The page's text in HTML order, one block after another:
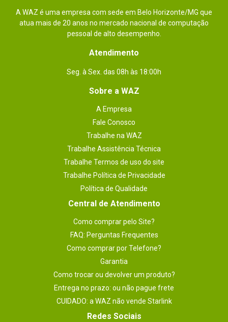
A WAZ é uma empresa com sede em Belo Horizonte/MG que
atua mais de 20 anos no mercado nacional de computação
pessoal de alto desempenho.
Atendimento
Seg. à Sex. das 08h às 18:00h
Sobre a WAZ
A Empresa
Fale Conosco
Trabalhe na WAZ
Trabalhe Assistência Técnica
Trabalhe Termos de uso do site
Trabalhe Política de Privacidade
Política de Qualidade
Central de Atendimento
Como comprar pelo Site?
FAQ: Perguntas Frequentes
Como comprar por Telefone?
Garantia
Como trocar ou devolver um produto?
Entrega no prazo: ou não pague frete
CUIDADO: a WAZ não vende Starlink
Redes Sociais